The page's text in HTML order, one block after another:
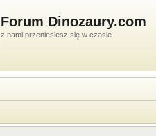
Forum Dinozaury.com
z nami przeniesiesz się w czasie...